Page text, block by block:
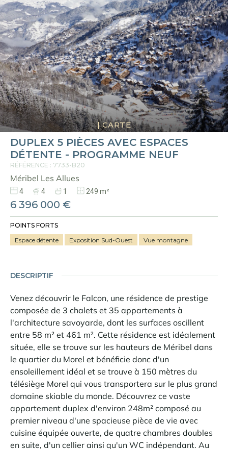
DUPLEX 5 PIÈCES AVEC ESPACES
DÉTENTE - PROGRAMME NEUF
RÉFÉRENCE : 7733-B20
Méribel Les Allues
|CARTE
4 4 1 249 m²
6 396 000 €
POINTS FORTS
Espace détente
Exposition Sud-Ouest Vue montagne
DESCRIPTIF
Venez découvrir le Falcon, une résidence de prestige
composée de 3 chalets et 35 appartements à
l'architecture savoyarde, dont les surfaces oscillent
entre 58 m² et 461 m². Cette résidence est idéalement
située, elle se trouve sur les hauteurs de Méribel dans
le quartier du Morel et bénéficie donc d'un
ensoleillement idéal et se trouve à 150 mètres du
télésiège Morel qui vous transportera sur le plus grand
domaine skiable du monde. Découvrez ce vaste
appartement duplex d'environ 248m² composé au
premier niveau d'une spacieuse pièce de vie avec
cuisine équipée ouverte, de quatre chambres doubles
en suite, d'un cellier ainsi qu'un WC indépendant. Au